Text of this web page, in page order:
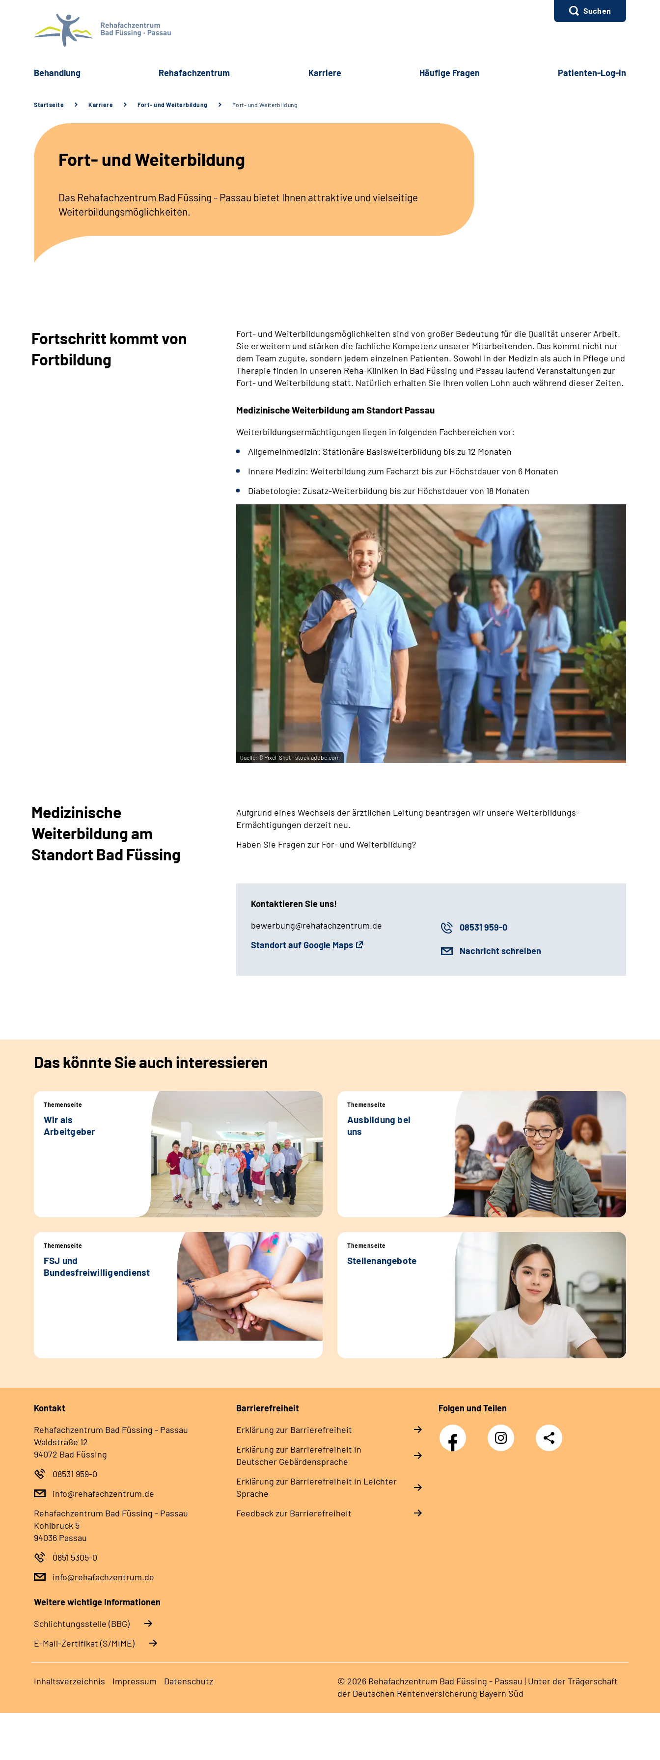
Suchen
Behandlung Rehafachzentrum Karriere Häufige Fragen Patienten-Log-in
Startseite Karriere Fort- und Weiterbildung Fort- und Weiterbildung
Fort- und Weiterbildung
Das Rehafachzentrum Bad Füssing - Passau bietet Ihnen attraktive und vielseitige
Weiterbildungsmöglichkeiten.
Fortschritt kommt von
Fortbildung
Fort- und Weiterbildungsmöglichkeiten sind von großer Bedeutung für die Qualität unserer Arbeit.
Sie erweitern und stärken die fachliche Kompetenz unserer Mitarbeitenden. Das kommt nicht nur
dem Team zugute, sondern jedem einzelnen Patienten. Sowohl in der Medizin als auch in Pflege und
Therapie finden in unseren Reha-Kliniken in Bad Füssing und Passau laufend Veranstaltungen zur
Fort- und Weiterbildung statt. Natürlich erhalten Sie Ihren vollen Lohn auch während dieser Zeiten.
Medizinische Weiterbildung am Standort Passau
Weiterbildungsermächtigungen liegen in folgenden Fachbereichen vor:
Allgemeinmedizin: Stationäre Basisweiterbildung bis zu 12 Monaten
Innere Medizin: Weiterbildung zum Facharzt bis zur Höchstdauer von 6 Monaten
Diabetologie: Zusatz-Weiterbildung bis zur Höchstdauer von 18 Monaten
Quelle: © Pixel-Shot – stock.adobe.com
Medizinische
Weiterbildung am
Standort Bad Füssing
Aufgrund eines Wechsels der ärztlichen Leitung beantragen wir unsere Weiterbildungs-
Ermächtigungen derzeit neu.
Haben Sie Fragen zur For- und Weiterbildung?
Kontaktieren Sie uns!
bewerbung@rehafachzentrum.de
Standort auf Google Maps
08531 959-0
Nachricht schreiben
Das könnte Sie auch interessieren
Themenseite
Wir als
Arbeitgeber
Themenseite
Ausbildung bei
uns
Themenseite
FSJ und
Bundesfreiwilligendienst
Themenseite
Stellenangebote
Kontakt
Rehafachzentrum Bad Füssing - Passau
Waldstraße 12
94072 Bad Füssing
08531 959-0
info@rehafachzentrum.de
Rehafachzentrum Bad Füssing - Passau
Kohlbruck 5
94036 Passau
0851 5305-0
info@rehafachzentrum.de
Barrierefreiheit
Erklärung zur Barrierefreiheit
Erklärung zur Barrierefreiheit in
Deutscher Gebärdensprache
Erklärung zur Barrierefreiheit in Leichter
Sprache
Feedback zur Barrierefreiheit
Folgen und Teilen
Facebook Instagram
Teilen
Weitere wichtige Informationen
Schlichtungsstelle (BBG)
E-Mail-Zertifikat (S/MIME)
Inhaltsverzeichnis Impressum Datenschutz
© 2026 Rehafachzentrum Bad Füssing - Passau | Unter der Trägerschaft
der Deutschen Rentenversicherung Bayern Süd